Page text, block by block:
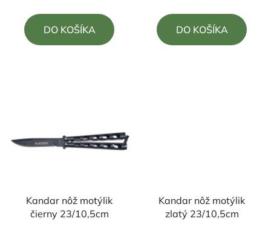
5,0
z
DO KOŠÍKA
5,0
z
DO KOŠÍKA
Kandar nôž motýlik
čierny 23/10,5cm
Kandar nôž motýlik
zlatý 23/10,5cm